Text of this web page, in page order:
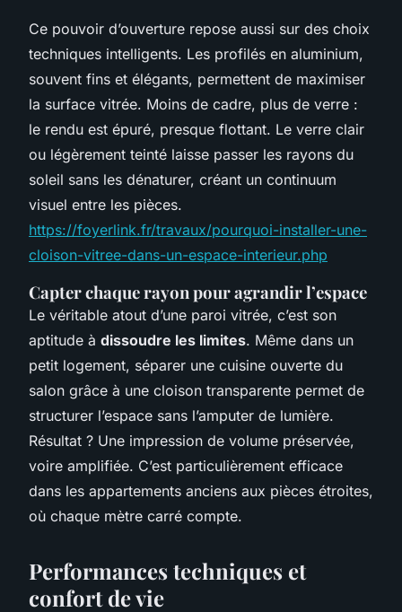
Ce pouvoir d’ouverture repose aussi sur des choix
techniques intelligents. Les profilés en aluminium,
souvent fins et élégants, permettent de maximiser
la surface vitrée. Moins de cadre, plus de verre :
le rendu est épuré, presque flottant. Le verre clair
ou légèrement teinté laisse passer les rayons du
soleil sans les dénaturer, créant un continuum
visuel entre les pièces.
https://foyerlink.fr/travaux/pourquoi-installer-une-
cloison-vitree-dans-un-espace-interieur.php
Capter chaque rayon pour agrandir l’espace
Le véritable atout d’une paroi vitrée, c’est son
aptitude à dissoudre les limites. Même dans un
petit logement, séparer une cuisine ouverte du
salon grâce à une cloison transparente permet de
structurer l’espace sans l’amputer de lumière.
Résultat ? Une impression de volume préservée,
voire amplifiée. C’est particulièrement efficace
dans les appartements anciens aux pièces étroites,
où chaque mètre carré compte.
Performances techniques et
confort de vie